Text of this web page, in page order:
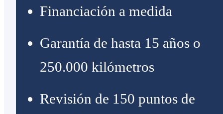
Financiación a medida
Garantía de hasta 15 años o
250.000 kilómetros
Revisión de 150 puntos de